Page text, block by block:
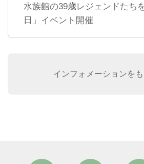
水族館の39歳レジェンドたち
日」イベント開催
インフォメーションを